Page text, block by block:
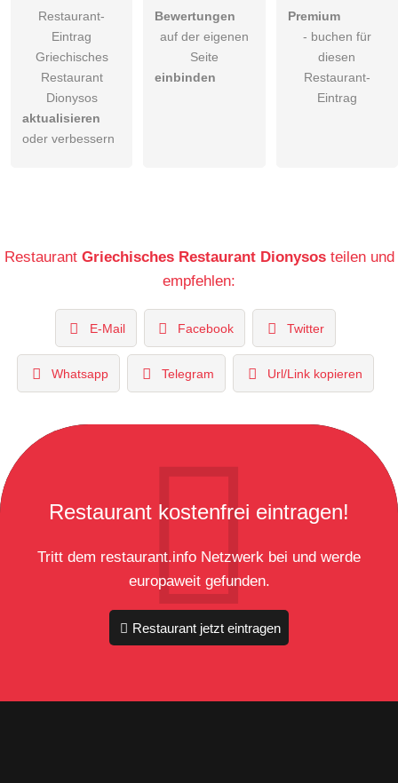
Restaurant-
Eintrag
Griechisches
Restaurant
Dionysos
aktualisieren
oder verbessern
Bewertungen
auf der eigenen
Seite
einbinden
Premium
- buchen für
diesen
Restaurant-
Eintrag
Restaurant Griechisches Restaurant Dionysosteilen und
empfehlen:
E-Mail Facebook Twitter
Whatsapp Telegram Url/Link kopieren
Restaurant kostenfrei eintragen!
Tritt dem restaurant.info Netzwerk bei und werde
europaweit gefunden.
Restaurant jetzt eintragen